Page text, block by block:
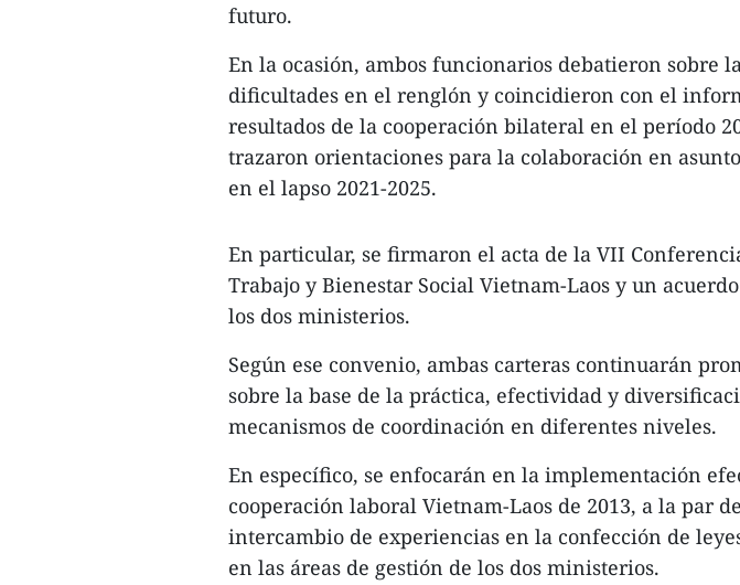
futuro.
En la ocasión, ambos funcionarios debatieron sobre
dificultades en el renglón y coincidieron con el
resultados de la cooperación bilateral en el período
trazaron orientaciones para la colaboración en
en el lapso 2021-2025.
En particular, se firmaron el acta de la VII
Trabajo y Bienestar Social Vietnam-Laos y un
los dos ministerios.
Según ese convenio, ambas carteras continuarán
sobre la base de la práctica, efectividad y
mecanismos de coordinación en diferentes niveles.
En específico, se enfocarán en la implementación
cooperación laboral Vietnam-Laos de 2013, a la par
intercambio de experiencias en la confección de
en las áreas de gestión de los dos ministerios.